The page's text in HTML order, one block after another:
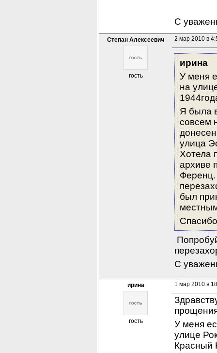
С
Степан Алексеевич
гость
2 мар 2010 в
ирина
У меня
на
Я была
совсем
улица
Хотела
архиве
Ференц.
был
С
ирина
гость
1 мар 2010 в
У меня
улице
Красный